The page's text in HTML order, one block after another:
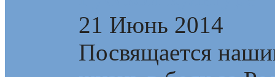
21 Июнь 2014
Посвящается